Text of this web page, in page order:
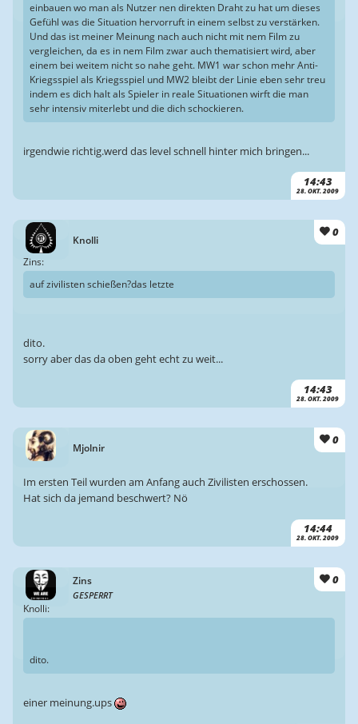
14:43
28. OKT. 2009
einbauen wo man als Nutzer nen direkten Draht zu hat um dieses
Gefühl was die Situation hervorruft in einem selbst zu verstärken.
Und das ist meiner Meinung nach auch nicht mit nem Film zu
vergleichen, da es in nem Film zwar auch thematisiert wird, aber
einem bei weitem nicht so nahe geht. MW1 war schon mehr Anti-
Kriegsspiel als Kriegsspiel und MW2 bleibt der Linie eben sehr treu
indem es dich halt als Spieler in reale Situationen wirft die man
sehr intensiv miterlebt und die dich schockieren.
irgendwie richtig.werd das level schnell hinter mich bringen...
Knolli
0
14:43
28. OKT. 2009
Zins:
auf zivilisten schießen?das letzte
dito.
sorry aber das da oben geht echt zu weit...
Mjolnir
0
14:44
28. OKT. 2009
Im ersten Teil wurden am Anfang auch Zivilisten erschossen.
Hat sich da jemand beschwert? Nö
Zins
GESPERRT
0
Knolli:
dito.
einer meinung.ups